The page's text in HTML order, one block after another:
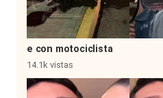
e con motociclista
14.1k vistas